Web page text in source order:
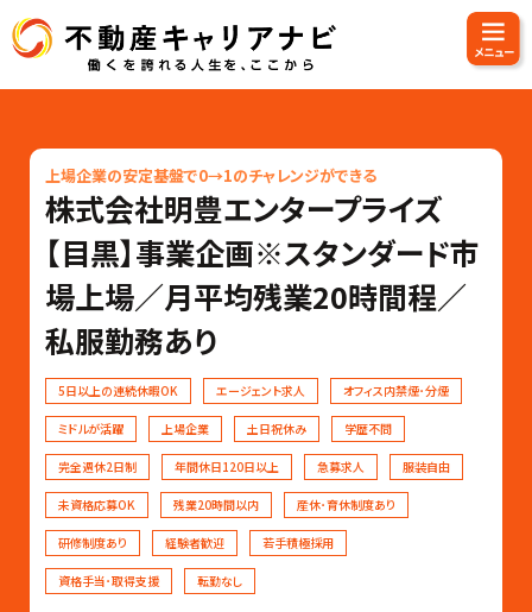
上場企業の安定基盤で0→1のチャレンジができる
株式会社明豊エンタープライズ
【目黒】事業企画※スタンダード市
場上場／月平均残業20時間程／
私服勤務あり
5日以上の連続休暇OK エージェント求人 オフィス内禁煙･分煙
ミドルが活躍 上場企業 土日祝休み 学歴不問
完全週休2日制 年間休日120日以上 急募求人 服装自由
未資格応募OK 残業20時間以内 産休･育休制度あり
研修制度あり 経験者歓迎 若手積極採用
資格手当･取得支援 転勤なし